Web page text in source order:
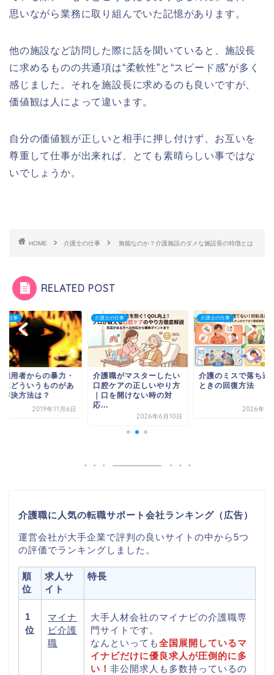
思いながら業務に取り組んでいた記憶があります。
他の施設など訪問した際に話を聞いていると、施設長
に求めるものの共通項は“柔軟性”と“スピード感”が多く
感じました。それを施設長に求めるのも良いですが、
価値観は人によって違います。
自分の価値観が正しいと相手に押し付けず、お互いを
尊重して仕事が出来れば、とても素晴らしい事ではな
いでしょうか。
HOME 介護士の仕事 無能なのか？介護施設のダメな施設長の特徴とは
RELATED POST
の仕事
利用者からの暴力・
はどういうものがあ
解決方法は？
2019年11月6日
介護士の仕事
介護職がマスターしたい
口腔ケアの正しいやり方
｜口を開けない時の対
応...
2026年6月10日
介護士の仕事
介護のミスで落ち込
ときの回復方法
2026年6
介護職に人気の転職サポート会社ランキング（広告）
運営会社が大手企業で評判の良いサイトの中から5つ
の評価でランキングしました。
順
位
求人サ
イト
特長
1
位
マイナ
ビ介護
職
大手人材会社のマイナビの介護職専
門サイトです。
なんといっても全国展開しているマ
イナビだけに優良求人が圧倒的に多
い！ 非公開求人も多数持っているの